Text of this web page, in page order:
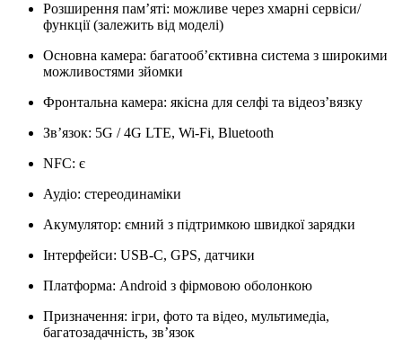
Розширення памʼяті: можливе через хмарні сервіси/
функції (залежить від моделі)
Основна камера: багатообʼєктивна система з широкими
можливостями зйомки
Фронтальна камера: якісна для селфі та відеозʼвязку
Звʼязок: 5G / 4G LTE, Wi-Fi, Bluetooth
NFC: є
Аудіо: стереодинаміки
Акумулятор: ємний з підтримкою швидкої зарядки
Інтерфейси: USB-C, GPS, датчики
Платформа: Android з фірмовою оболонкою
Призначення: ігри, фото та відео, мультимедіа,
багатозадачність, звʼязок